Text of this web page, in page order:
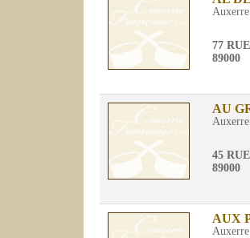
Auxerre
77
89000
AU
Auxerre
45
89000
AUX
Auxerre